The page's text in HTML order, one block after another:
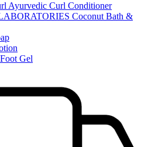
Ayurvedic Curl Conditioner
Coconut Bath &
Gel